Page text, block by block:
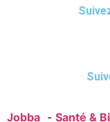
Jobba
Santé &